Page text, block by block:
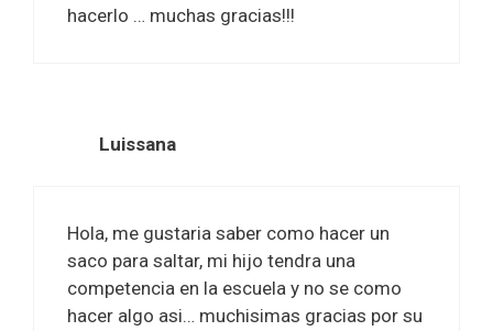
hacerlo … muchas gracias!!!
Luissana
Hola, me gustaria saber como hacer un
saco para saltar, mi hijo tendra una
competencia en la escuela y no se como
hacer algo asi… muchisimas gracias por su